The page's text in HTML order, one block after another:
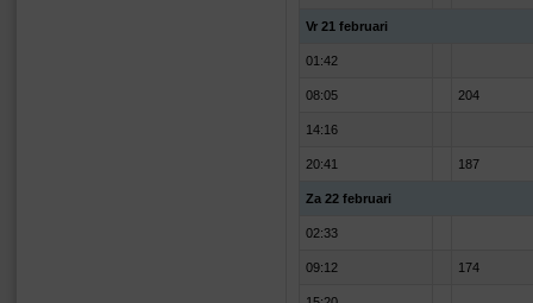
Vr 21 februari
01:42
08:05 204
14:16
20:41 187
Za 22 februari
02:33
09:12 174